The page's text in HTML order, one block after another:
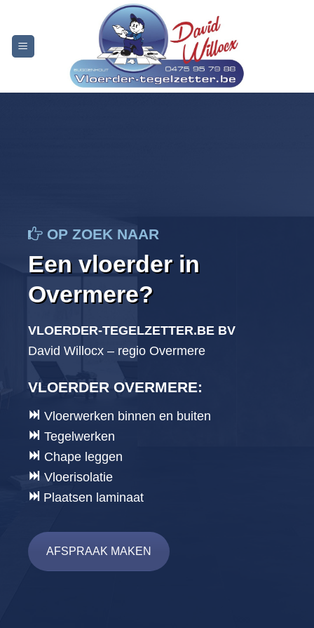
content
OP ZOEK NAAR
Een vloerder in
Overmere?
VLOERDER-TEGELZETTER.BE BV
David Willocx – regio Overmere
VLOERDER OVERMERE:
Vloerwerken binnen en buiten
Tegelwerken
Chape leggen
Vloerisolatie
Plaatsen laminaat
AFSPRAAK MAKEN